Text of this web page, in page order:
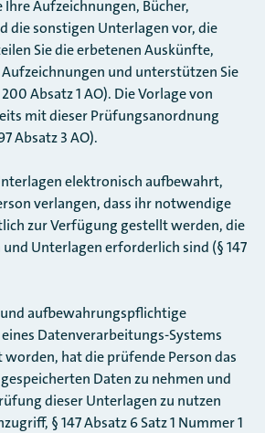
Ihre Aufzeichnungen, Bücher,
die sonstigen Unterlagen vor, die
Sie die erbetenen Auskünfte,
und unterstützen Sie
Absatz 1 AO). Die Vorlage von
mit dieser Prüfungsanordnung
Absatz 3 AO).
elektronisch aufbewahrt,
verlangen, dass ihr notwendige
zur Verfügung gestellt werden, die
und Unterlagen erforderlich sind (§ 147
aufbewahrungspflichtige
Datenverarbeitungs-Systems
worden, hat die prüfende Person das
Daten zu nehmen und
dieser Unterlagen zu nutzen
§ 147 Absatz 6 Satz 1 Nummer 1